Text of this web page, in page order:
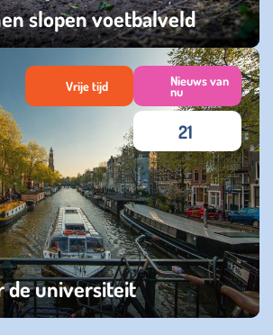
slopen voetbalveld
2023
de universiteit
Vrije tijd Nieuws van
nu
21